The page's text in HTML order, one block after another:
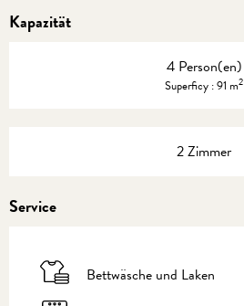
Kapazität
4 Person(en)
Superficy : 91 m2
2 Zimmer
Service
Bettwäsche und Laken